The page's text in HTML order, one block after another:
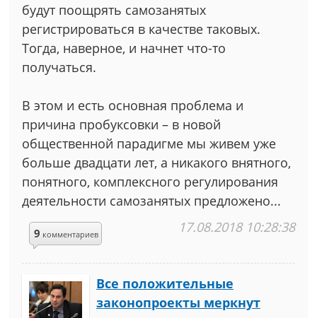
будут поощрять самозанятых
регистрироваться в качестве таковых.
Тогда, наверное, и начнет что-то
получаться.
В этом и есть основная проблема и
причина пробуксовки – в новой
общественной парадигме мы живем уже
больше двадцати лет, а никакого внятного,
понятного, комплексного регулирования
деятельности самозанятых предложено...
9 комментариев 17.08.2018 10:28:38
Все положительные
законопроекты меркнут